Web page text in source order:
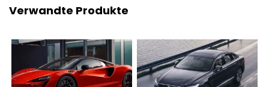
Verwandte Produkte